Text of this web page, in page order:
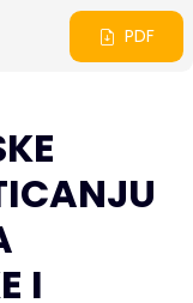
PDF
I